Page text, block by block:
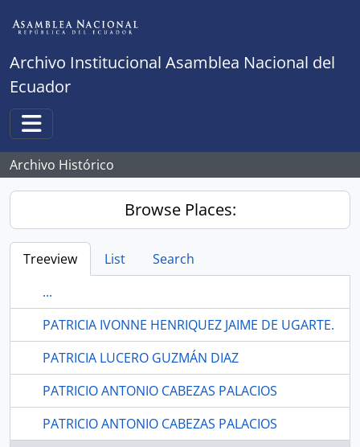
Archivo Institucional Asamblea Nacional del
Ecuador
Toggle navigation
Archivo Histórico
Browse Places:
Treeview List
Search
...
PATRICIA IVONNE HENRIQUEZ JAIME DE UGARTE.
PATRICIA LUCERO GUZMÁN DIAZ
PATRICIO ANTONIO CABEZAS PALACIOS
PATRICIO ANTONIO CABEZAS PALACIOS